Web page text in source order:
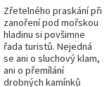
Zřetelného praskání při
zanoření pod mořskou
hladinu si povšimne
řada turistů. Nejedná
se ani o sluchový klam,
ani o přemílání
drobných kamínků